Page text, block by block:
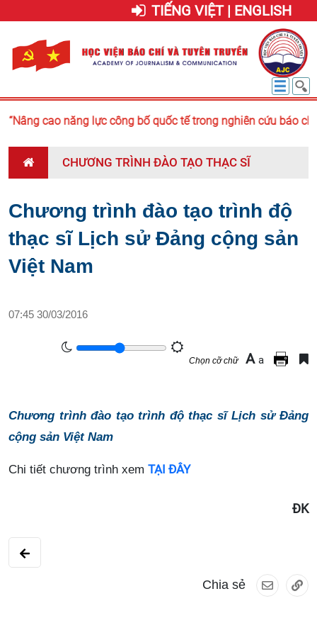
TIẾNG VIỆT | ENGLISH
cao năng lực công bố quốc tế trong nghiên cứu báo
CHƯƠNG TRÌNH ĐÀO TẠO THẠC SĨ
Chương trình đào tạo trình độ
thạc sĩ Lịch sử Đảng cộng sản
Việt Nam
07:45 30/03/2016
Chọn cỡ chữ A a
Chương trình đào tạo trình độ thạc sĩ Lịch sử Đảng
cộng sản Việt Nam
Chi tiết chương trình xem TẠI ĐÂY
ĐK
Chia sẻ